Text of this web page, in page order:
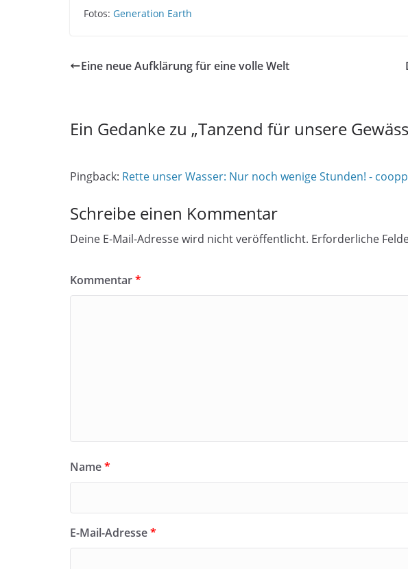
Fotos: Generation Earth
Eine neue Aufklärung für eine volle Welt
Ein Gedanke zu „Tanzend für unsere
Pingback: Rette unser Wasser: Nur noch wenige Stunden! -
Schreibe einen Kommentar
Deine E-Mail-Adresse wird nicht veröffentlicht. Erforderliche
Kommentar*
Name*
E-Mail-Adresse*